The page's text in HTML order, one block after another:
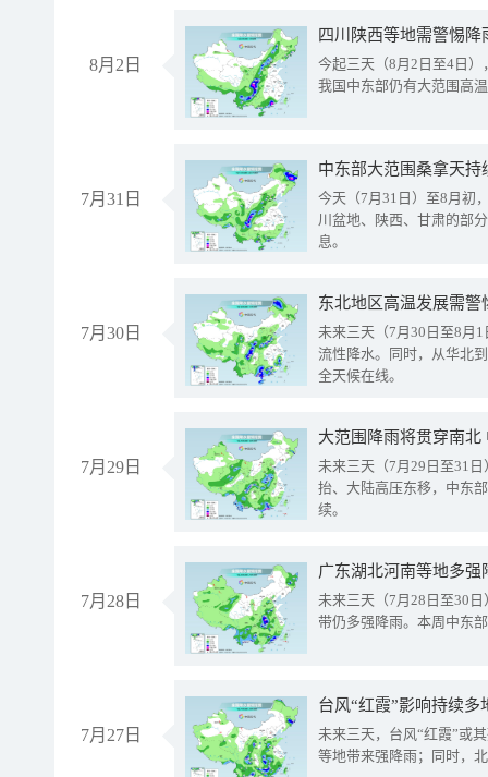
8月2日
今起三天（8月2日至4日
我国中东部仍有大范围高
7月31日
中东部大范围桑拿天
今天（7月31日）至8月初
川盆地、陕西、甘肃的部
息。
7月30日
东北地区高温发展需
未来三天（7月30日至8月
流性降水。同时，从华北
全天候在线。
7月29日
大范围降雨将贯穿南
未来三天（7月29日至31
抬、大陆高压东移，中东
续。
7月28日
广东湖北河南等地多
未来三天（7月28日至30
带仍多强降雨。本周中东
7月27日
台风“红霞”影响持续
未来三天，台风“红霞”或
等地带来强降雨；同时，